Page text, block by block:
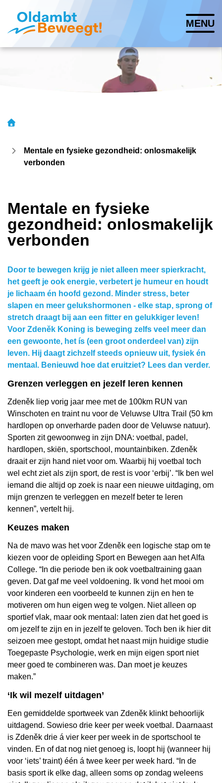
Navigatie
overslaan
Lettergrootte vergroten
Lettergrootte verkleinen
Hoog contrast
MENU
Mentale en fysieke gezondheid: onlosmakelijk
verbonden
Mentale en fysieke
gezondheid: onlosmakelijk
verbonden
Door te bewegen krijg je niet alleen meer spierkracht,
het geeft je ook energie, verbetert je humeur en houdt
je lichaam én hoofd gezond. Minder stress, beter
slapen en meer gelukshormonen - elke stap, sprong of
stretch draagt bij aan een fitter en gelukkiger leven!
Voor Zdeněk Koning is beweging zelfs veel meer dan
een gewoonte, het ís (een groot onderdeel van) zijn
leven. Hij daagt zichzelf steeds opnieuw uit, fysiek én
mentaal. Benieuwd hoe dat eruitziet? Lees dan verder.
Grenzen verleggen en jezelf leren kennen
Zdeněk liep vorig jaar mee met de 100km RUN van
Winschoten en traint nu voor de Veluwse Ultra Trail (50 km
hardlopen op onverharde paden door de Veluwse natuur).
Sporten zit gewoonweg in zijn DNA: voetbal, padel,
hardlopen, skiën, sportschool, mountainbiken. Zdeněk
draait er zijn hand niet voor om. Waarbij hij voetbal toch
wel echt ziet als zijn sport, de rest is voor ‘erbij’. “Ik ben wel
iemand die altijd op zoek is naar een nieuwe uitdaging, om
mijn grenzen te verleggen en mezelf beter te leren
kennen”, vertelt hij.
Keuzes maken
Na de mavo was het voor Zdeněk een logische stap om te
kiezen voor de opleiding Sport en Bewegen aan het Alfa
College. “In die periode ben ik ook voetbaltraining gaan
geven. Dat gaf me veel voldoening. Ik vond het mooi om
voor kinderen een voorbeeld te kunnen zijn en hen te
motiveren om hun eigen weg te volgen. Niet alleen op
sportief vlak, maar ook mentaal: laten zien dat het goed is
om jezelf te zijn en in jezelf te geloven. Toch ben ik hier dit
seizoen mee gestopt, omdat het naast mijn huidige studie
Toegepaste Psychologie, werk en mijn eigen sport niet
meer goed te combineren was. Dan moet je keuzes
maken.”
‘Ik wil mezelf uitdagen’
Een gemiddelde sportweek van Zdeněk klinkt behoorlijk
uitdagend. Sowieso drie keer per week voetbal. Daarnaast
is Zdeněk drie á vier keer per week in de sportschool te
vinden. En of dat nog niet genoeg is, loopt hij (wanneer hij
voor ‘iets’ traint) één á twee keer per week hard. “In de
basis sport ik elke dag, alleen soms op zondag weleens